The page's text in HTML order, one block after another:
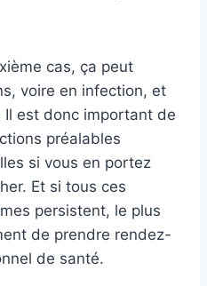
cas, ça peut
voire en infection, et
Il est donc important de
préalables
si vous en portez
Et si tous ces
persistent, le plus
de prendre rendez-
de santé.